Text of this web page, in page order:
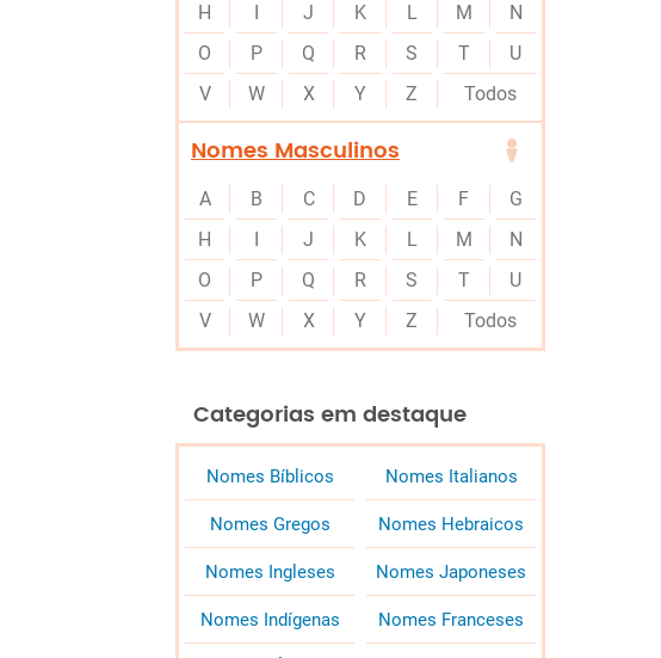
H
I J K L M
N
O
P Q R S T
U
V
W X Y Z Todos
Nomes Masculinos
A B C D E F
G
H
I J K L M
N
O
P Q R S T
U
V
W X Y Z Todos
Categorias em destaque
Nomes Bíblicos Nomes Italianos
Nomes Gregos Nomes Hebraicos
Nomes Ingleses Nomes Japoneses
Nomes Indígenas Nomes Franceses